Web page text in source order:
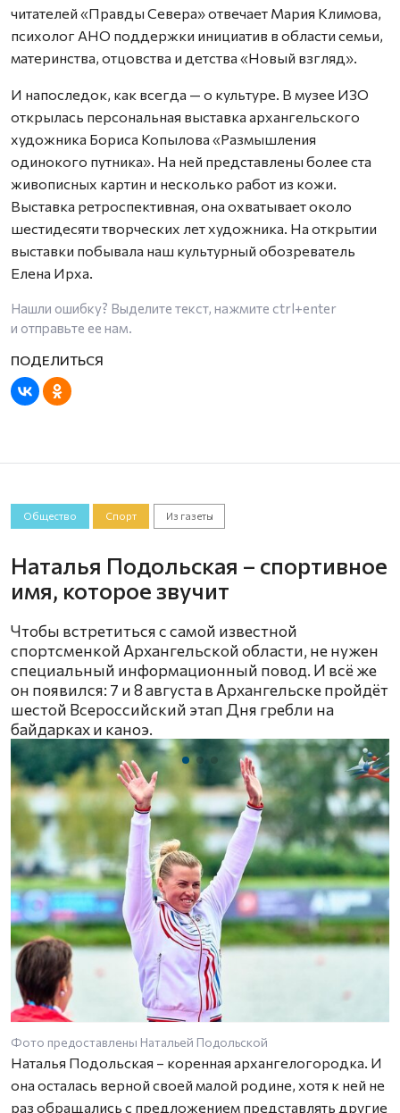
читателей «Правды Севера» отвечает Мария Климова,
психолог АНО поддержки инициатив в области семьи,
материнства, отцовства и детства «Новый взгляд».
И напоследок, как всегда — о культуре. В музее ИЗО
открылась персональная выставка архангельского
художника Бориса Копылова «Размышления
одинокого путника». На ней представлены более ста
живописных картин и несколько работ из кожи.
Выставка ретроспективная, она охватывает около
шестидесяти творческих лет художника. На открытии
выставки побывала наш культурный обозреватель
Елена Ирха.
Нашли ошибку? Выделите текст, нажмите ctrl+enter
и отправьте ее нам.
Общество Спорт Из газеты
Наталья Подольская – спортивное
имя, которое звучит
Чтобы встретиться с самой известной
спортсменкой Архангельской области, не нужен
специальный информационный повод. И всё же
он появился: 7 и 8 августа в Архангельске пройдёт
шестой Всероссийский этап Дня гребли на
байдарках и каноэ.
Фото предоставлены Натальей Подольской
Наталья Подольская – коренная архангелогородка. И
она осталась верной своей малой родине, хотя к ней не
раз обращались с предложением представлять другие